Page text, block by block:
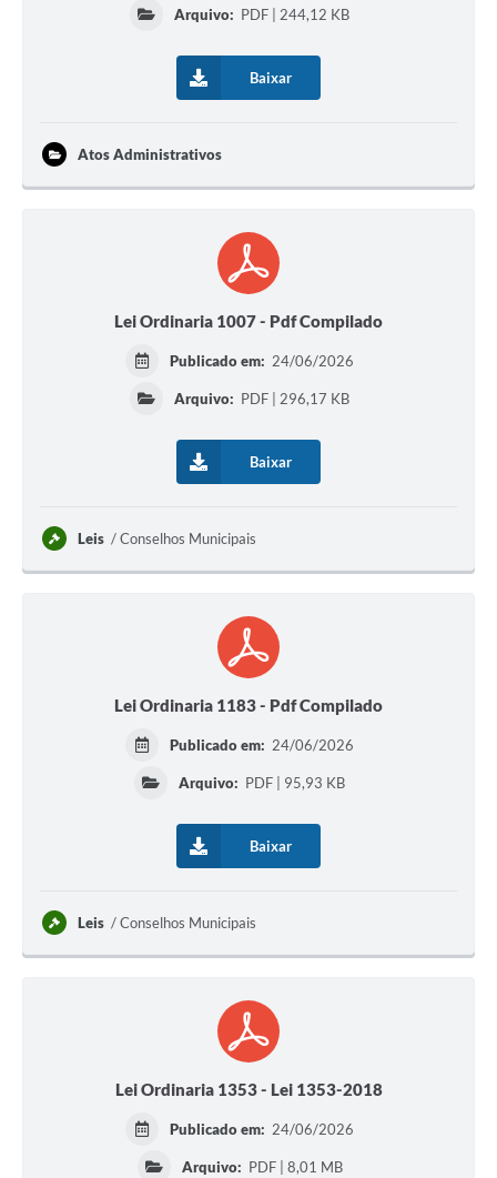
Arquivo: PDF | 244,12 KB
Baixar
Atos Administrativos
Lei Ordinaria 1007 - Pdf Compilado
Publicado em: 24/06/2026
Arquivo: PDF | 296,17 KB
Baixar
Leis Conselhos Municipais
Lei Ordinaria 1183 - Pdf Compilado
Publicado em: 24/06/2026
Arquivo: PDF | 95,93 KB
Baixar
Leis Conselhos Municipais
Lei Ordinaria 1353 - Lei 1353-2018
Publicado em: 24/06/2026
Arquivo: PDF | 8,01 MB